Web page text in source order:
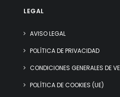
LEGAL
AVISO LEGAL
POLÍTICA DE PRIVACIDAD
CONDICIONES GENERALES DE
POLÍTICA DE COOKIES (UE)